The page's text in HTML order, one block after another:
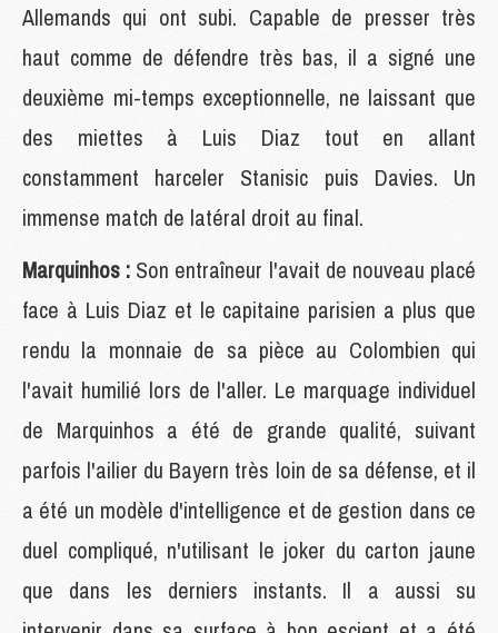
Allemands qui ont subi. Capable de presser très
haut comme de défendre très bas, il a signé une
deuxième mi-temps exceptionnelle, ne laissant que
des miettes à Luis Diaz tout en allant
constamment harceler Stanisic puis Davies. Un
immense match de latéral droit au final.
Marquinhos : Son entraîneur l'avait de nouveau placé
face à Luis Diaz et le capitaine parisien a plus que
rendu la monnaie de sa pièce au Colombien qui
l'avait humilié lors de l'aller. Le marquage individuel
de Marquinhos a été de grande qualité, suivant
parfois l'ailier du Bayern très loin de sa défense, et il
a été un modèle d'intelligence et de gestion dans ce
duel compliqué, n'utilisant le joker du carton jaune
que dans les derniers instants. Il a aussi su